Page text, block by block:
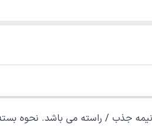
نحوه بسته شدن دکمه و زیپ.